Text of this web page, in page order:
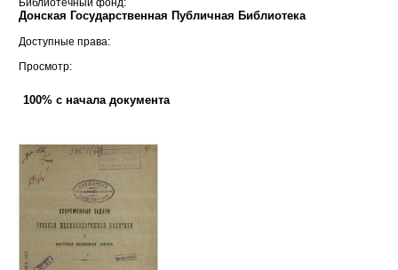
Библиотечный фонд:
Донская Государственная Публичная Библиотека
Доступные права:
Просмотр:
100% с начала документа